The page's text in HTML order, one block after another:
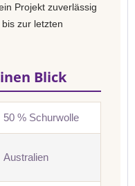
Projekt zuverlässig
zur letzten
Blick
50 % Schurwolle
Australien